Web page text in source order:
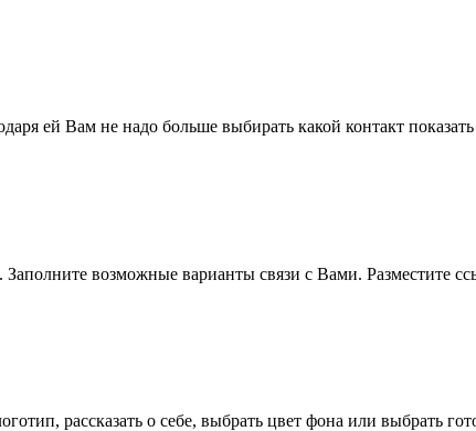
ей Вам не надо больше выбирать какой контакт
Заполните возможные варианты связи с Вами. Разместите
рассказать о себе, выбрать цвет фона или выбрать